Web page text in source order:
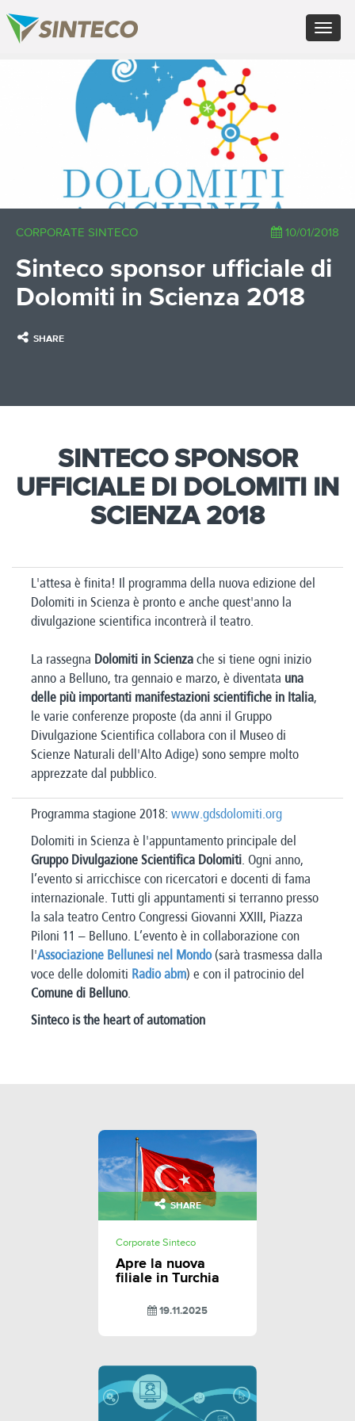
Toggle
×
ES - Español
PT - Português (PT)
RU - Русский
PL - Język polski
ZH - 汉语
JA - 日本語
TR - Türkçe
CORPORATE SINTECO 10/01/2018
Sinteco sponsor ufficiale di
Dolomiti in Scienza 2018
SHARE
SINTECO SPONSOR
UFFICIALE DI DOLOMITI IN
SCIENZA 2018
L'attesa è finita! Il programma della nuova edizione del
Dolomiti in Scienza è pronto e anche quest'anno la
divulgazione scientifica incontrerà il teatro.
La rassegna Dolomiti in Scienza che si tiene ogni inizio
anno a Belluno, tra gennaio e marzo, è diventata una
delle più importanti manifestazioni scientifiche in Italia,
le varie conferenze proposte (da anni il Gruppo
Divulgazione Scientifica collabora con il Museo di
Scienze Naturali dell'Alto Adige) sono sempre molto
apprezzate dal pubblico.
Programma stagione 2018: www.gdsdolomiti.org
Dolomiti in Scienza è l'appuntamento principale del
Gruppo Divulgazione Scientifica Dolomiti . Ogni anno,
l’evento si arricchisce con ricercatori e docenti di fama
internazionale. Tutti gli appuntamenti si terranno presso
la sala teatro Centro Congressi Giovanni XXIII, Piazza
Piloni 11 – Belluno. L’evento è in collaborazione con
l'Associazione Bellunesi nel Mondo(sarà trasmessa dalla
voce delle dolomiti Radio abm) e con il patrocinio del
Comune di Belluno.
Sinteco is the heart of automation
SHARE
Corporate Sinteco
Apre la nuova
filiale in Turchia
19.11.2025